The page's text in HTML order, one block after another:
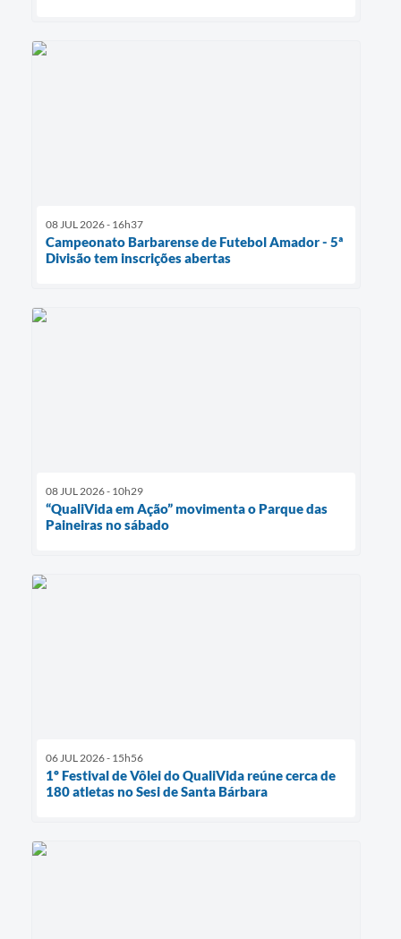
08 JUL 2026 - 16h37
Campeonato Barbarense de Futebol Amador - 5ª
Divisão tem inscrições abertas
08 JUL 2026 - 10h29
“QualiVida em Ação” movimenta o Parque das
Paineiras no sábado
06 JUL 2026 - 15h56
1º Festival de Vôlei do QualiVida reúne cerca de
180 atletas no Sesi de Santa Bárbara